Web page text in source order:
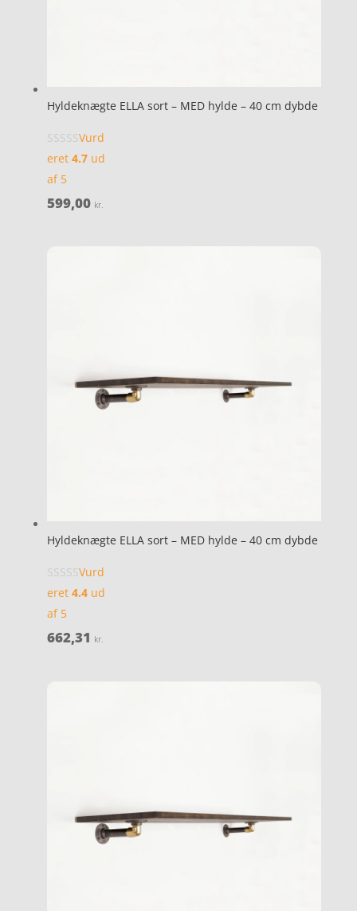
Hyldeknægte ELLA sort – MED hylde – 40 cm dybde
Vurd
eret 4.7ud
af 5
599,00 kr.
Hyldeknægte ELLA sort – MED hylde – 40 cm dybde
Vurd
eret 4.4ud
af 5
662,31 kr.